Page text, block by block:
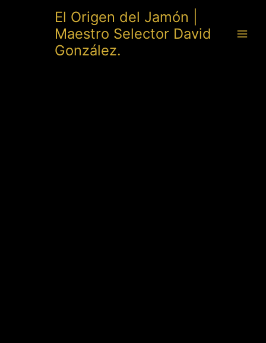
El Origen del Jamón |
Maestro Selector David
González.